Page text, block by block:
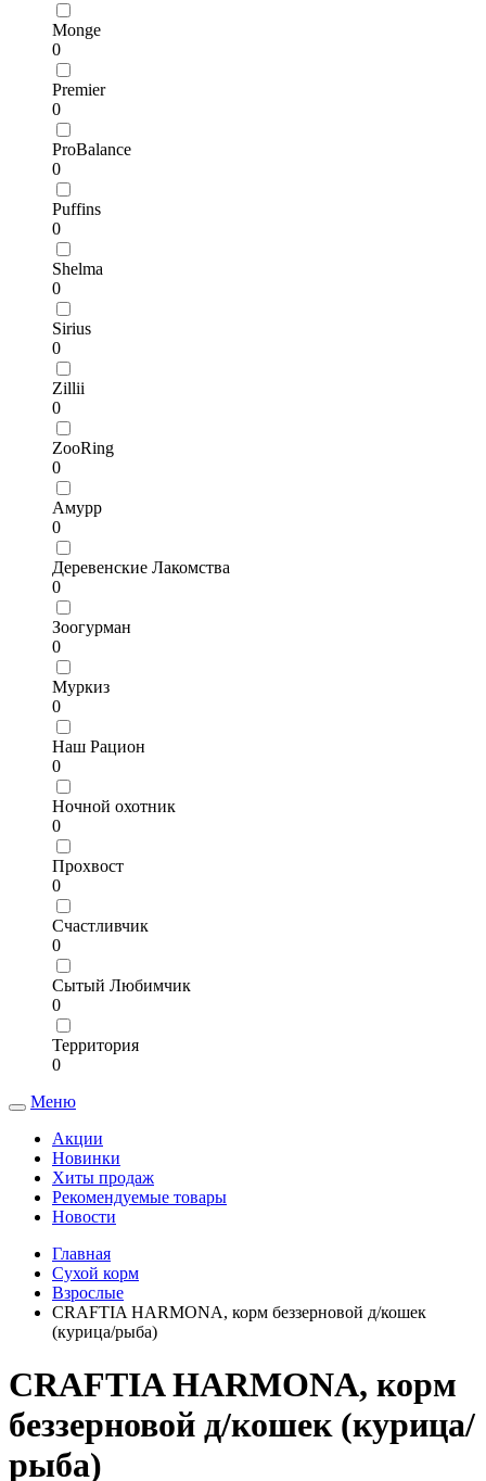
Monge
0
Premier
0
ProBalance
0
Puffins
0
Shelma
0
Sirius
0
Zillii
0
ZooRing
0
Амурр
0
Деревенские Лакомства
0
Зоогурман
0
Муркиз
0
Наш Рацион
0
Ночной охотник
0
Прохвост
0
Счастливчик
0
Сытый Любимчик
0
Территория
0
Toggle
navigation
Меню
Акции
Новинки
Хиты продаж
Рекомендуемые товары
Новости
Главная
Сухой корм
Взрослые
CRAFTIA HARMONA, корм беззерновой д/кошек
(курица/рыба)
CRAFTIA HARMONA, корм
беззерновой д/кошек (курица/
рыба)